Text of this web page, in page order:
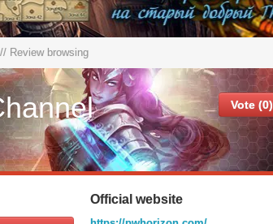
// Review browsing
Vote (0)
Official website